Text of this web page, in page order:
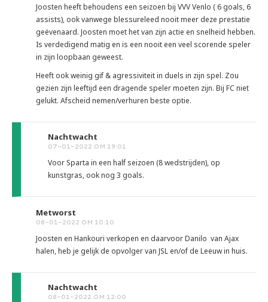
Joosten heeft behoudens een seizoen bij VVV Venlo ( 6 goals, 6
assists), ook vanwege blessureleed nooit meer deze prestatie
geëvenaard. Joosten moet het van zijn actie en snelheid hebben.
Is verdedigend matig en is een nooit een veel scorende speler
in zijn loopbaan geweest.
Heeft ook weinig gif & agressiviteit in duels in zijn spel. Zou
gezien zijn leeftijd een dragende speler moeten zijn. Bij FC niet
gelukt. Afscheid nemen/verhuren beste optie.
Nachtwacht
07-01-2022 OM 19:01
Voor Sparta in een half seizoen (8 wedstrijden), op
kunstgras, ook nog 3 goals.
Metworst
08-01-2022 OM 10:10
Joosten en Hankouri verkopen en daarvoor Danilo van Ajax
halen, heb je gelijk de opvolger van JSL en/of de Leeuw in huis.
Nachtwacht
08-01-2022 OM 12:00